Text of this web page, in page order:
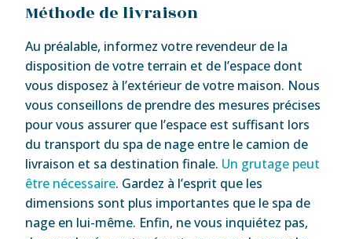
Méthode de livraison
Au préalable, informez votre revendeur de la
disposition de votre terrain et de l’espace dont
vous disposez à l’extérieur de votre maison. Nous
vous conseillons de prendre des mesures précises
pour vous assurer que l’espace est suffisant lors
du transport du spa de nage entre le camion de
livraison et sa destination finale. Un grutage peut
être nécessaire. Gardez à l’esprit que les
dimensions sont plus importantes que le spa de
nage en lui-même. Enfin, ne vous inquiétez pas,